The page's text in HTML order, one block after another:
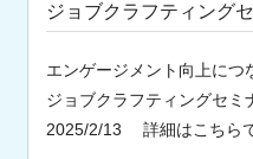
ジョブクラフティング
エンゲージメント向上につ
ジョブクラフティングセミ
2025/2/13 詳細はこちら